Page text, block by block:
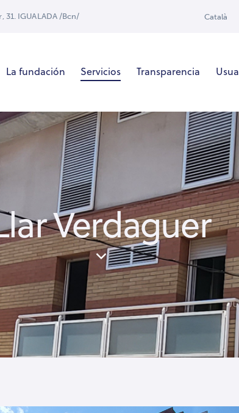
31. IGUALADA /Bcn/ Català
La fundación Servicios Transparencia
Verdaguer